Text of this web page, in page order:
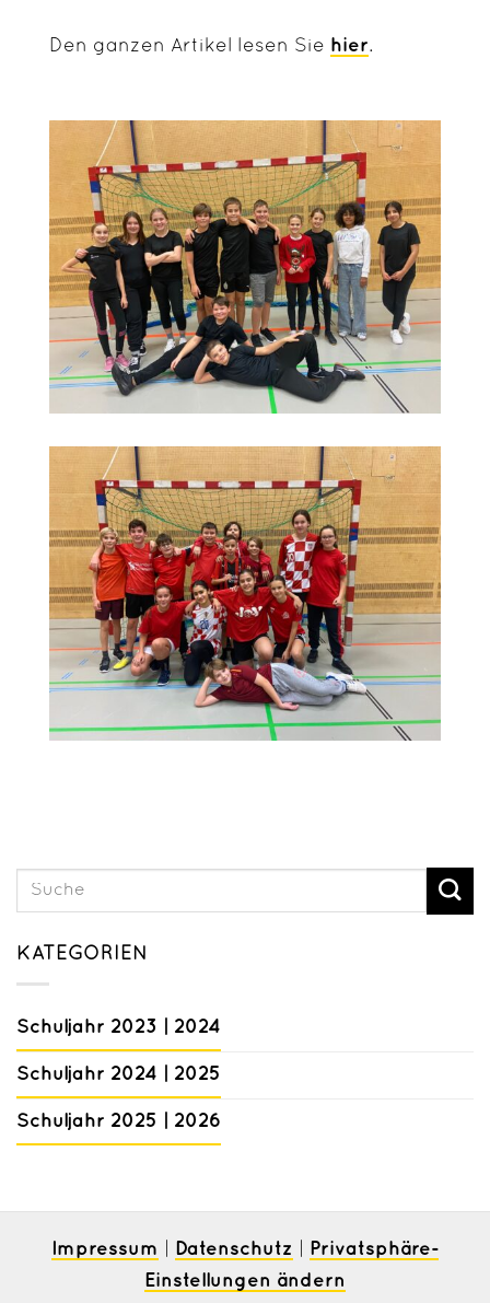
KATEGORIEN
Schuljahr 2023 | 2024
Schuljahr 2024 | 2025
Schuljahr 2025 | 2026
Den ganzen Artikel lesen Sie hier.
Impressum Datenschutz
Privatsphäre-
Einstellungen ändern